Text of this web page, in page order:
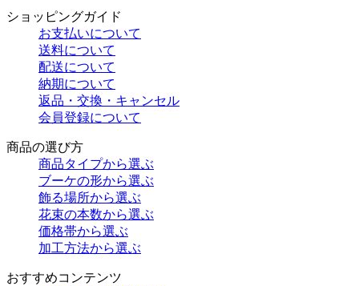
ショッピングガイド
お支払いについて
送料について
配送について
納期について
返品・交換・キャンセル
会員登録について
商品の選び方
商品タイプから選ぶ
ブーケの形から選ぶ
飾る場所から選ぶ
花束の本数から選ぶ
価格帯から選ぶ
加工方法から選ぶ
おすすめコンテンツ